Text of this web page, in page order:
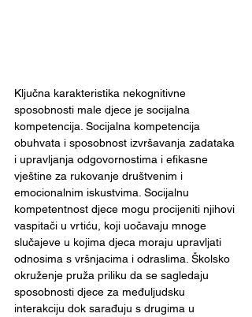
Ključna karakteristika nekognitivne
sposobnosti male djece je socijalna
kompetencija. Socijalna kompetencija
obuhvata i sposobnost izvršavanja zadataka
i upravljanja odgovornostima i efikasne
vještine za rukovanje društvenim i
emocionalnim iskustvima. Socijalnu
kompetentnost djece mogu procijeniti njihovi
vaspitači u vrtiću, koji uočavaju mnoge
slučajeve u kojima djeca moraju upravljati
odnosima s vršnjacima i odraslima. Školsko
okruženje pruža priliku da se sagledaju
sposobnosti djece za međuljudsku
interakciju dok sarađuju s drugima u